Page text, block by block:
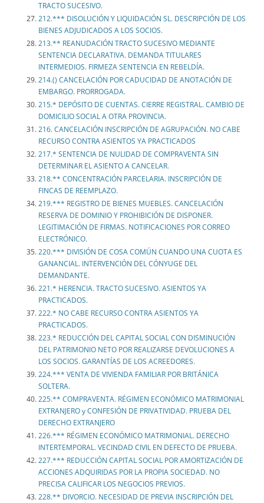
TRACTO SUCESIVO.
212.*** DISOLUCIÓN Y LIQUIDACIÓN SL. DESCRIPCIÓN DE LOS
BIENES ADJUDICADOS A LOS SOCIOS.
213.** REANUDACIÓN TRACTO SUCESIVO MEDIANTE
SENTENCIA DECLARATIVA. DEMANDA TITULARES
INTERMEDIOS. FIRMEZA SENTENCIA EN REBELDÍA.
214.() CANCELACIÓN POR CADUCIDAD DE ANOTACIÓN DE
EMBARGO. PRORROGADA.
215.* DEPÓSITO DE CUENTAS. CIERRE REGISTRAL. CAMBIO DE
DOMICILIO SOCIAL A OTRA PROVINCIA.
216. CANCELACIÓN INSCRIPCIÓN DE AGRUPACIÓN. NO CABE
RECURSO CONTRA ASIENTOS YA PRACTICADOS
217.* SENTENCIA DE NULIDAD DE COMPRAVENTA SIN
DETERMINAR EL ASIENTO A CANCELAR.
218.** CONCENTRACIÓN PARCELARIA. INSCRIPCIÓN DE
FINCAS DE REEMPLAZO.
219.*** REGISTRO DE BIENES MUEBLES. CANCELACIÓN
RESERVA DE DOMINIO Y PROHIBICIÓN DE DISPONER.
LEGITIMACIÓN DE FIRMAS. NOTIFICACIONES POR CORREO
ELECTRÓNICO.
220.*** DIVISIÓN DE COSA COMÚN CUANDO UNA CUOTA ES
GANANCIAL. INTERVENCIÓN DEL CÓNYUGE DEL
DEMANDANTE.
221.* HERENCIA. TRACTO SUCESIVO. ASIENTOS YA
PRACTICADOS.
222.* NO CABE RECURSO CONTRA ASIENTOS YA
PRACTICADOS.
223.* REDUCCIÓN DEL CAPITAL SOCIAL CON DISMINUCIÓN
DEL PATRIMONIO NETO POR REALIZARSE DEVOLUCIONES A
LOS SOCIOS. GARANTÍAS DE LOS ACREEDORES.
224.*** VENTA DE VIVIENDA FAMILIAR POR BRITÁNICA
SOLTERA.
225.** COMPRAVENTA. RÉGIMEN ECONÓMICO MATRIMONIAL
EXTRANJERO y CONFESIÓN DE PRIVATIVIDAD. PRUEBA DEL
DERECHO EXTRANJERO
226.*** RÉGIMEN ECONÓMICO MATRIMONIAL. DERECHO
INTERTEMPORAL. VECINDAD CIVIL EN DEFECTO DE PRUEBA.
227.*** REDUCCIÓN CAPITAL SOCIAL POR AMORTIZACIÓN DE
ACCIONES ADQUIRIDAS POR LA PROPIA SOCIEDAD. NO
PRECISA CALIFICAR LOS NEGOCIOS PREVIOS.
228.** DIVORCIO. NECESIDAD DE PREVIA INSCRIPCIÓN DEL